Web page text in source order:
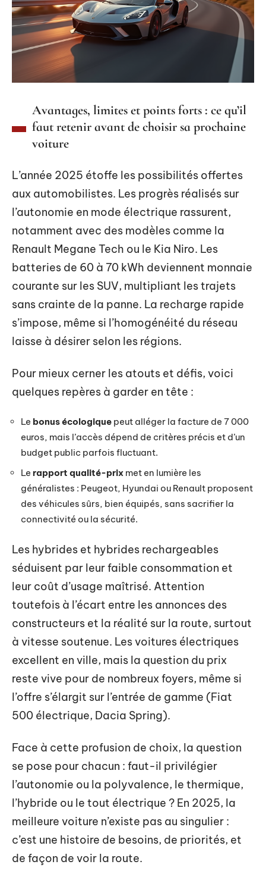
Avantages, limites et points forts : ce qu’il
faut retenir avant de choisir sa prochaine
voiture
L’année 2025 étoffe les possibilités offertes
aux automobilistes. Les progrès réalisés sur
l’autonomie en mode électrique rassurent,
notamment avec des modèles comme la
Renault Megane Tech ou le Kia Niro. Les
batteries de 60 à 70 kWh deviennent monnaie
courante sur les SUV, multipliant les trajets
sans crainte de la panne. La recharge rapide
s’impose, même si l’homogénéité du réseau
laisse à désirer selon les régions.
Pour mieux cerner les atouts et défis, voici
quelques repères à garder en tête :
Le bonus écologique peut alléger la facture de 7 000
euros, mais l’accès dépend de critères précis et d’un
budget public parfois fluctuant.
Le rapport qualité-prix met en lumière les
généralistes : Peugeot, Hyundai ou Renault proposent
des véhicules sûrs, bien équipés, sans sacrifier la
connectivité ou la sécurité.
Les hybrides et hybrides rechargeables
séduisent par leur faible consommation et
leur coût d’usage maîtrisé. Attention
toutefois à l’écart entre les annonces des
constructeurs et la réalité sur la route, surtout
à vitesse soutenue. Les voitures électriques
excellent en ville, mais la question du prix
reste vive pour de nombreux foyers, même si
l’offre s’élargit sur l’entrée de gamme (Fiat
500 électrique, Dacia Spring).
Face à cette profusion de choix, la question
se pose pour chacun : faut-il privilégier
l’autonomie ou la polyvalence, le thermique,
l’hybride ou le tout électrique ? En 2025, la
meilleure voiture n’existe pas au singulier :
c’est une histoire de besoins, de priorités, et
de façon de voir la route.